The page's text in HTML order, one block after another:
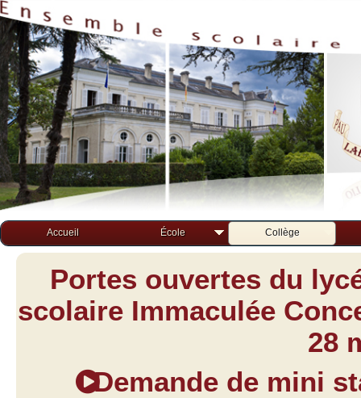
Accueil École Collège
Portes ouvertes du
scolaire Immaculée
28
Demande de mini